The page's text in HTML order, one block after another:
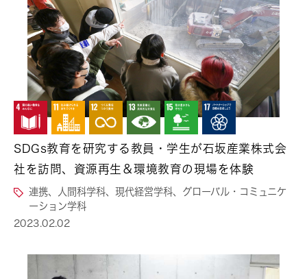
SDGs教育を研究する教員・学生が石坂産業株式会
社を訪問、資源再生＆環境教育の現場を体験
連携、人間科学科、現代経営学科、グローバル・コミュニケ
ーション学科
2023.02.02